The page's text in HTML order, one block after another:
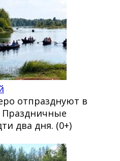
отпразднуют в
Праздничные
два дня. (0+)